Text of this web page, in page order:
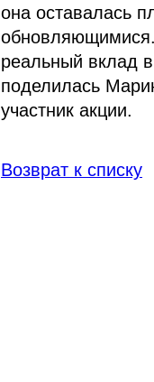
она оставалась
реальный вклад
поделилась
участник акции.
Возврат к списку